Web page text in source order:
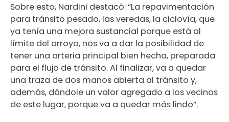
Sobre esto, Nardini destacó: “La repavimentación
para tránsito pesado, las veredas, la ciclovía, que
ya tenía una mejora sustancial porque está al
límite del arroyo, nos va a dar la posibilidad de
tener una arteria principal bien hecha, preparada
para el flujo de tránsito. Al finalizar, va a quedar
una traza de dos manos abierta al tránsito y,
además, dándole un valor agregado a los vecinos
de este lugar, porque va a quedar más lindo”.